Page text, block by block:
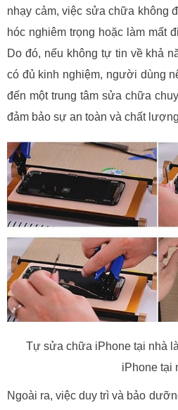
nhạy cảm, việc sửa chữa không
hóc nghiêm trọng hoặc làm mất
Do đó, nếu không tự tin về khả
có đủ kinh nghiệm, người dùng
đến một trung tâm sửa chữa
đảm bảo sự an toàn và chất
Tự sửa chữa iPhone tại nhà
iPhone tại
Ngoài ra, việc duy trì và bảo